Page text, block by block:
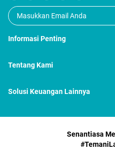
Informasi Penting
Tentang Kami
Solusi Keuangan Lainnya
Senantiasa